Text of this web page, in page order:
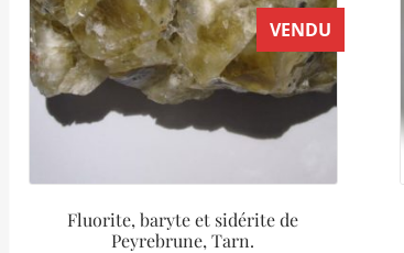
VENDU
Fluorite, baryte et sidérite de
Peyrebrune, Tarn.